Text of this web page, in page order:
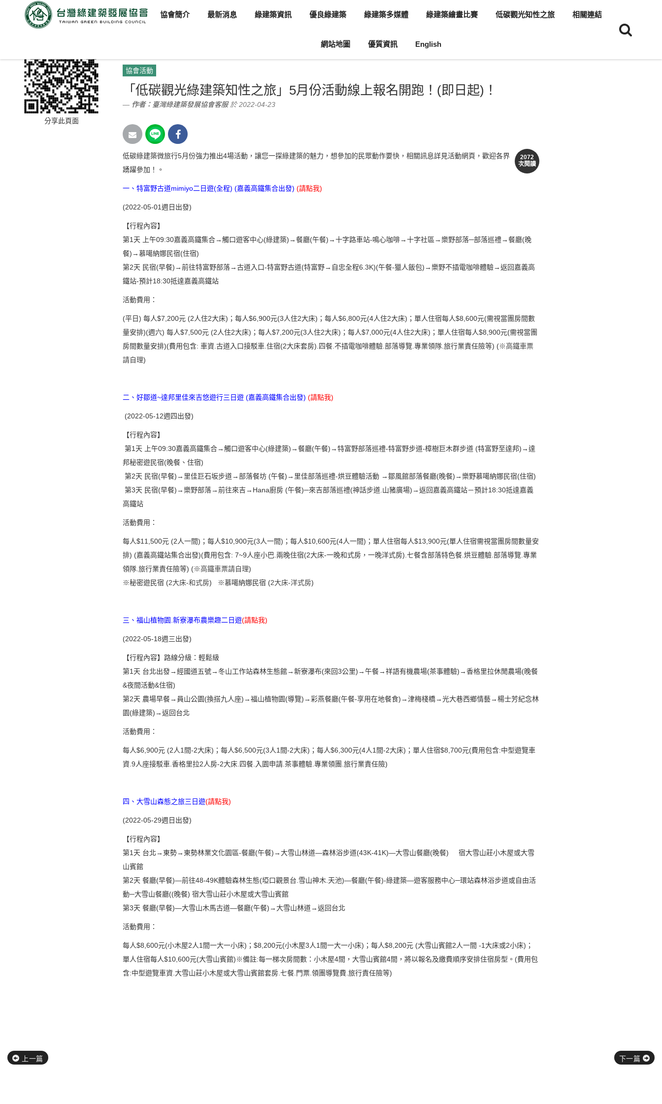
協會簡介 最新消息 綠建築資訊 優良綠建築 綠建築多媒體 綠建築繪畫比賽 低碳觀光知性之旅 相關連結
網站地圖 優質資訊 English
協會活動
「低碳觀光綠建築知性之旅」5月份活動線上報名開跑！(即日起)！
作者： 臺灣綠建築發展協會客服於 2022-04-23
2072
次閱讀
低碳綠建築微旅行5月份強力推出4場活動，讓您一探綠建築的魅力，想參加的民眾動作要快，相關訊息詳見活動網頁，歡迎各界
踴躍參加！。
一、特富野古道mimiyo二日遊(全程) (嘉義高鐵集合出發) (請點我)
(2022-05-01週日出發)
【行程內容】
第1天 上午09:30嘉義高鐵集合→觸口遊客中心(綠建築)→餐廳(午餐)→十字路車站-鳴心咖啡→十字社區→樂野部落─部落巡禮→餐廳(晚
餐)→慕噶納娜民宿(住宿)
第2天 民宿(早餐)→前往特富野部落→古道入口-特富野古道(特富野→自忠全程6.3K)(午餐-獵人飯包)→樂野不插電咖啡體驗→返回嘉義高
鐵站-預計18:30抵達嘉義高鐵站
活動費用：
(平日) 每人$7,200元 (2人住2大床)；每人$6,900元(3人住2大床)；每人$6,800元(4人住2大床)；單人住宿每人$8,600元(需視當團房間數
量安排)(週六) 每人$7,500元 (2人住2大床)；每人$7,200元(3人住2大床)；每人$7,000元(4人住2大床)；單人住宿每人$8,900元(需視當團
房間數量安排)(費用包含: 車資.古道入口接駁車.住宿(2大床套房).四餐.不插電咖啡體驗.部落導覽.專業領隊.旅行業責任險等) (※高鐵車票
請自理)
二、好鄒道~達邦里佳來吉悠遊行三日遊 (嘉義高鐵集合出發) (請點我)
(2022-05-12週四出發)
【行程內容】
第1天 上午09:30嘉義高鐵集合→觸口遊客中心(綠建築)→餐廳(午餐)→特富野部落巡禮-特富野步道-樟樹巨木群步道 (特富野至達邦)→達
邦秘密遊民宿(晚餐、住宿)
第2天 民宿(早餐)→里佳巨石坂步道→部落餐坊 (午餐)→里佳部落巡禮-烘豆體驗活動 →鄒風館部落餐廳(晚餐)→樂野慕噶納娜民宿(住宿)
第3天 民宿(早餐)→樂野部落→前往來吉→Hana廚房 (午餐)─來吉部落巡禮(神話步道.山豬廣場)→返回嘉義高鐵站－預計18:30抵達嘉義
高鐵站
活動費用：
每人$11,500元 (2人一間)；每人$10,900元(3人一間)；每人$10,600元(4人一間)；單人住宿每人$13,900元(單人住宿需視當團房間數量安
排) (嘉義高鐵站集合出發)(費用包含: 7~9人座小巴.兩晚住宿(2大床-一晚和式房，一晚洋式房).七餐含部落特色餐.烘豆體驗.部落導覽.專業
領隊.旅行業責任險等) (※高鐵車票請自理)
※秘密遊民宿 (2大床-和式房) ※慕噶納娜民宿 (2大床-洋式房)
三、福山植物園.新寮瀑布農樂趣二日遊(請點我)
(2022-05-18週三出發)
【行程內容】 路線分級：輕鬆級
第1天 台北出發→經國道五號→冬山工作站森林生態館→新寮瀑布(來回3公里)→午餐→祥語有機農場(茶事體驗)→香格里拉休閒農場(晚餐
&夜間活動&住宿)
第2天 農場早餐→員山公園(換搭九人座)→福山植物園(導覽)→彩燕餐廳(午餐-享用在地餐食)→津梅棧橋→光大巷西鄉情藝→楊士芳紀念林
園(綠建築)→返回台北
活動費用：
每人$6,900元 (2人1間-2大床)；每人$6,500元(3人1間-2大床)；每人$6,300元(4人1間-2大床)；單人住宿$8,700元(費用包含:中型遊覽車
資.9人座接駁車.香格里拉2人房-2大床.四餐.入園申請.茶事體驗.專業領團.旅行業責任險)
四、大雪山森態之旅三日遊(請點我)
(2022-05-29週日出發)
【行程內容】
第1天 台北→東勢→東勢林業文化園區-餐廳(午餐)→大雪山林道—森林浴步道(43K-41K)—大雪山餐廳(晚餐) 宿大雪山莊小木屋或大雪
山賓館
第2天 餐廳(早餐)—前往48-49K體驗森林生態(埡口觀景台.雪山神木.天池)—餐廳(午餐)-綠建築—遊客服務中心─環站森林浴步道或自由活
動─大雪山餐廳((晚餐) 宿大雪山莊小木屋或大雪山賓館
第3天 餐廳(早餐)—大雪山木馬古道—餐廳(午餐)→大雪山林道→返回台北
活動費用：
每人$8,600元(小木屋2人1間一大一小床)；$8,200元(小木屋3人1間一大一小床)；每人$8,200元 (大雪山賓館2人一間 -1大床或2小床)；
單人住宿每人$10,600元(大雪山賓館)※備註:每一梯次房間數：小木屋4間，大雪山賓館4間，將以報名及繳費順序安排住宿房型。(費用包
含:中型遊覽車資.大雪山莊小木屋或大雪山賓館套房.七餐.門票.領團導覽費.旅行責任險等)
分享此頁面
上一篇 下一篇